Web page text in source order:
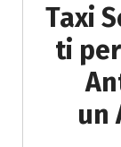
Taxi
ti
un